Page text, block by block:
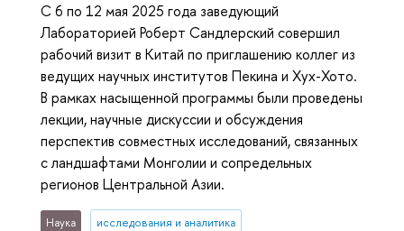
С 6 по 12 мая 2025 года заведующий
Лабораторией Роберт Сандлерский совершил
рабочий визит в Китай по приглашению коллег из
ведущих научных институтов Пекина и Хух-Хото.
В рамках насыщенной программы были проведены
лекции, научные дискуссии и обсуждения
перспектив совместных исследований, связанных
с ландшафтами Монголии и сопредельных
регионов Центральной Азии.
Наука исследования и аналитика